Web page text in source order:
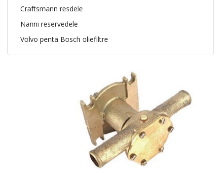
Craftsmann resdele
Nanni reservedele
Volvo penta Bosch oliefiltre